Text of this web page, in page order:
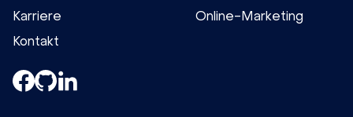
Karriere
Kontakt
Online-Marketing